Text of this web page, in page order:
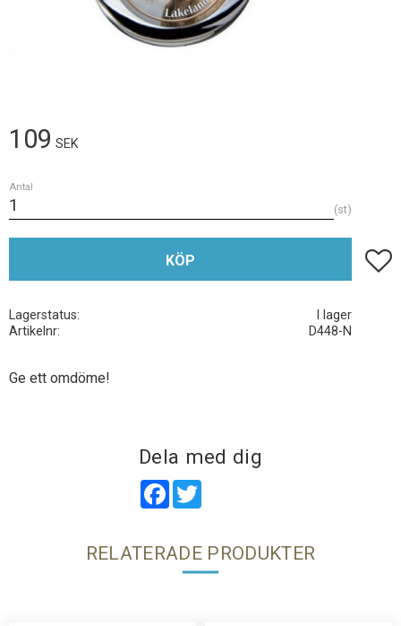
109 SEK
Antal
st
KÖP Lägg
Lagerstatus
I lager
Artikelnr
D448-N
Ge ett omdöme!
Dela med dig
Facebook
RELATERADE PRODUKTER